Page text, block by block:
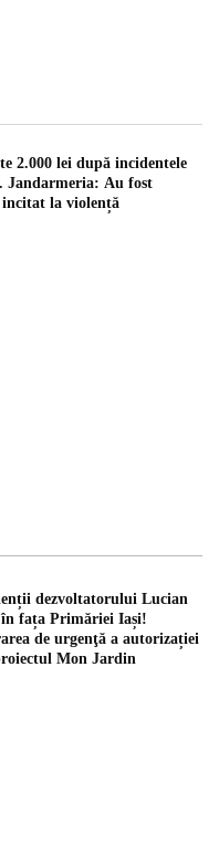
2.000 lei după incidentele
Jandarmeria: Au fost
incitat la violență
dezvoltatorului Lucian
fața Primăriei Iași!
de urgenţă a autorizației
Mon Jardin